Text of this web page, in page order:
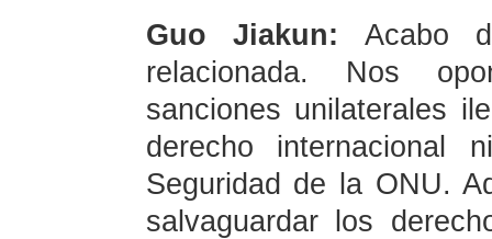
Guo Jiakun: Acabo
relacionada. Nos
sanciones unilaterales
derecho internacional
Seguridad de la ONU.
salvaguardar los